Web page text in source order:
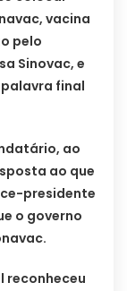
vacina
pelo
Sinovac, e
final
ao
ao que
presidente
o governo
reconheceu